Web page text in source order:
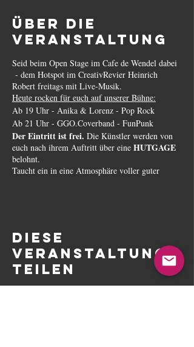
Über die
Veranstaltung
Seid beim Open Stage im Cafe de Wendel dabei
- dem Hotspot im CreativRevier Heinrich
Robert freitags mit Live-Musik.
Heute rocken für euch auf unserer Bühne:
Ab 19 Uhr - Anika & Lorenz - Pop Rock
Ab 21 Uhr - GGO.Coverband - FunPunk
Der Eintritt ist frei. Die Künstler werden von
euch nach ihrem Auftritt über eine HUTGAGE
belohnt.
Taucht ein in eine Atmosphäre voller guter
Diese
Veranstaltung
teilen